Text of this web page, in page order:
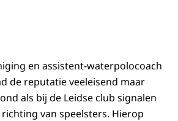
en assistent-waterpolocoach
de reputatie veeleisend maar
als bij de Leidse club signalen
van speelsters. Hierop